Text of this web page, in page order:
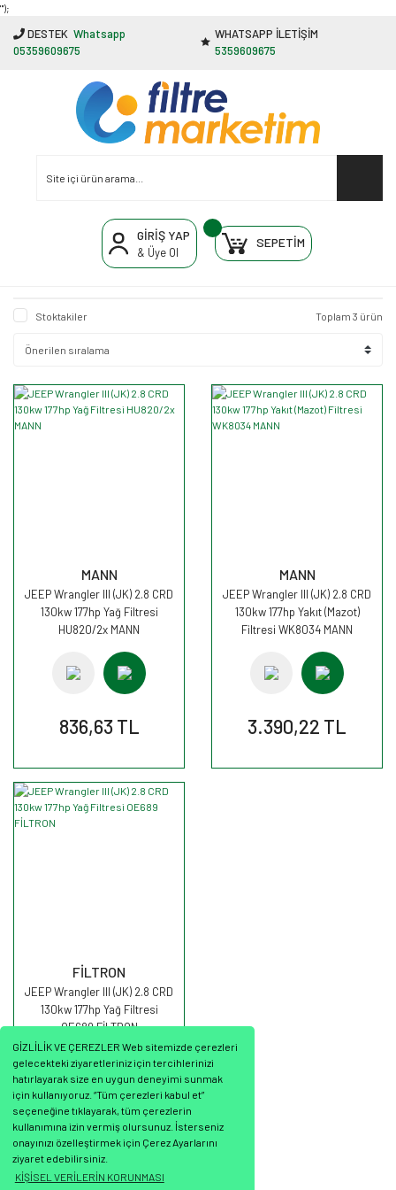
GİZLİLİK VE ÇEREZLER Web sitemizde çerezleri
gelecekteki ziyaretleriniz için tercihlerinizi
hatırlayarak size en uygun deneyimi sunmak
için kullanıyoruz. “Tüm çerezleri kabul et”
seçeneğine tıklayarak, tüm çerezlerin
kullanımına izin vermiş olursunuz. İsterseniz
onayınızı özelleştirmek için Çerez Ayarlarını
ziyaret edebilirsiniz.
KİŞİSEL VERİLERİN KORUNMASI
"');
DESTEK Whatsapp
05359609675
WHATSAPP İLETİŞİM
5359609675
GİRİŞ YAP
& Üye Ol
SEPETİM
Stoktakiler Toplam 3 ürün
MANN
JEEP Wrangler III (JK) 2.8 CRD
130kw 177hp Yağ Filtresi
HU820/2x MANN
836,63 TL
MANN
JEEP Wrangler III (JK) 2.8 CRD
130kw 177hp Yakıt (Mazot)
Filtresi WK8034 MANN
3.390,22 TL
FİLTRON
JEEP Wrangler III (JK) 2.8 CRD
130kw 177hp Yağ Filtresi
OE689 FİLTRON
791,84 TL